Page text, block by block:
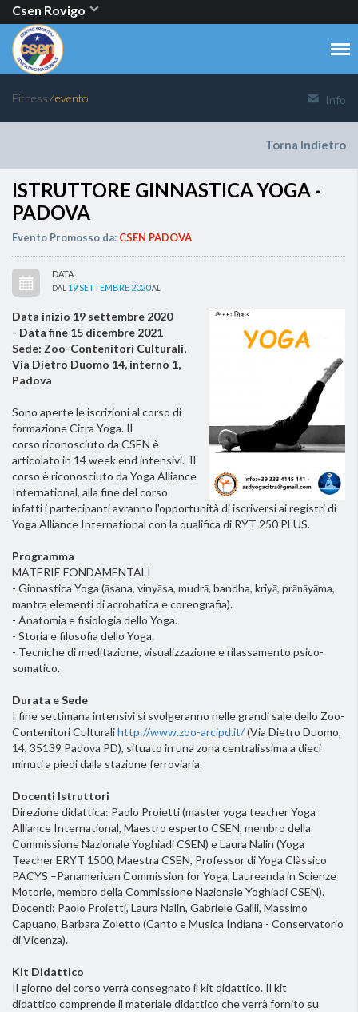
Csen Rovigo
Fitness⁄ evento Info
Torna Indietro
ISTRUTTORE GINNASTICA YOGA -
PADOVA
Evento Promosso da: CSEN PADOVA
DATA:
DAL 19 SETTEMBRE 2020AL
Data inizio 19 settembre 2020
- Data fine 15 dicembre 2021
Sede: Zoo-Contenitori Culturali,
Via Dietro Duomo 14, interno 1,
Padova
Sono aperte le iscrizioni al corso di
formazione Citra Yoga. Il
corso riconosciuto da CSEN è
articolato in 14 week end intensivi. Il
corso è riconosciuto da Yoga Alliance
International, alla fine del corso
infatti i partecipanti avranno l'opportunità di iscriversi ai registri di
Yoga Alliance International con la qualifica di RYT 250 PLUS.
Programma
MATERIE FONDAMENTALI
- Ginnastica Yoga (āsana, vinyāsa, mudrā, bandha, kriyā, prāṇāyāma,
mantra elementi di acrobatica e coreografia).
- Anatomia e fisiologia dello Yoga.
- Storia e filosofia dello Yoga.
- Tecniche di meditazione, visualizzazione e rilassamento psico-
somatico.
Durata e Sede
I fine settimana intensivi si svolgeranno nelle grandi sale dello Zoo-
Contenitori Culturalihttp://www.zoo-arcipd.it/(Via Dietro Duomo,
14, 35139 Padova PD), situato in una zona centralissima a dieci
minuti a piedi dalla stazione ferroviaria.
Docenti Istruttori
Direzione didattica: Paolo Proietti (master yoga teacher Yoga
Alliance International, Maestro esperto CSEN, membro della
Commissione Nazionale Yoghiadi CSEN) e Laura Nalin (Yoga
Teacher ERYT 1500, Maestra CSEN, Professor di Yoga Clàssico
PACYS –Panamerican Commission for Yoga, Laureanda in Scienze
Motorie, membro della Commissione Nazionale Yoghiadi CSEN).
Docenti: Paolo Proietti, Laura Nalin, Gabriele Gailli, Massimo
Capuano, Barbara Zoletto (Canto e Musica Indiana - Conservatorio
di Vicenza).
Kit Didattico
Il giorno del corso verrà consegnato il kit didattico. Il kit
didattico comprende il materiale didattico che verrà fornito su